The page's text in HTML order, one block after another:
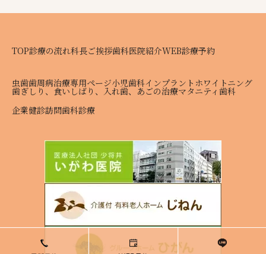
TOP診療の流れ科長ご挨拶歯科医院紹介WEB診療予約
虫歯歯周病治療専用ページ小児歯科インプラント ホワイトニング
歯ぎしり、食いしばり、入れ歯、あごの治療マタニティ歯科
企業健診訪問歯科診療